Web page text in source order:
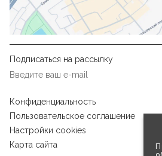
Подписаться на рассылку
Конфиденциальность
Пользовательское соглашение
Настройки cookies
Карта сайта